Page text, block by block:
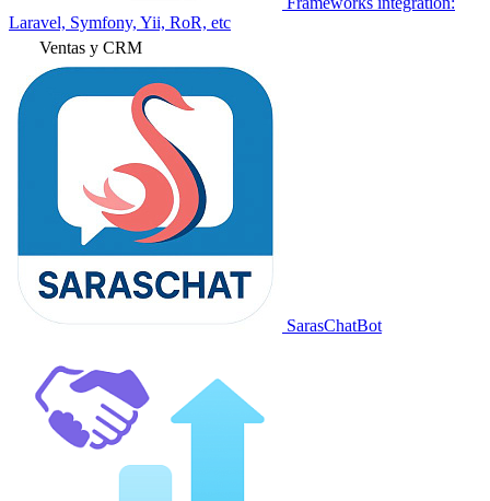
Laravel, Symfony, Yii, RoR, etc
Ventas y CRM
SarasChatBot